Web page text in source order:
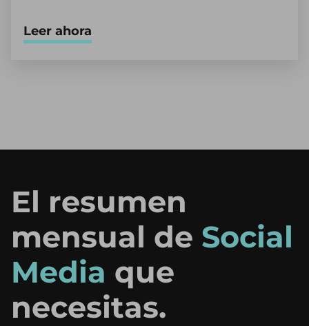
Leer ahora
El resumen
mensual de Social
Media que
necesitas.